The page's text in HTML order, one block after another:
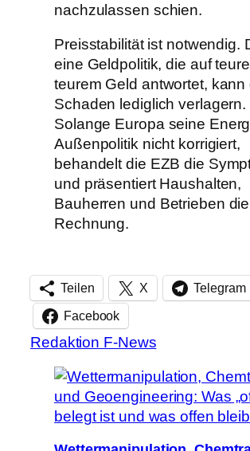
nachzulassen schien.
Preisstabilität ist notwendig.
eine Geldpolitik, die auf
teurem Geld antwortet, kann
Schaden lediglich verlagern.
Solange Europa seine
Außenpolitik nicht korrigiert,
behandelt die EZB die
und präsentiert Haushalten,
Bauherren und Betrieben die
Rechnung.
Teilen X Telegram
Facebook
Redaktion F-News